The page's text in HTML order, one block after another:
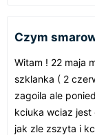
Czym
Witam ! 22 maja
szklanka ( 2
zagoila ale
kciuka wciaz
jak zle zszyta i